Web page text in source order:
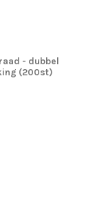
- dubbel
(200st)